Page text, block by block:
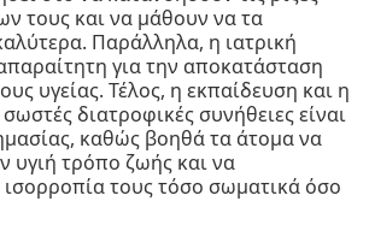
τους και να μάθουν να τα
Παράλληλα, η ιατρική
για την αποκατάσταση
υγείας. Τέλος, η εκπαίδευση και η
διατροφικές συνήθειες είναι
καθώς βοηθά τα άτομα να
υγιή τρόπο ζωής και να
τους τόσο σωματικά όσο